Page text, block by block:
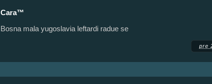
Cara™
Bosna mala yugoslavia leftardi radue se
pre